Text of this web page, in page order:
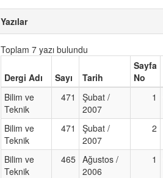
Yazılar
Toplam 7 yazı bulundu
Dergi Adı Sayı Tarih
Sayfa
No
Bilim ve
Teknik
471
Şubat /
2007
1
Bilim ve
Teknik
471
Şubat /
2007
2
Bilim ve
Teknik
465 Ağustos /
2006
1